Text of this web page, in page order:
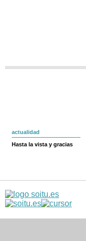
actualidad
Hasta la vista y gracias